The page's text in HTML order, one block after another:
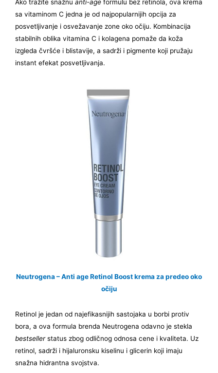
Ako tražite snažnuanti-age formulu bez retinola, ova krema
sa vitaminom C jedna je od najpopularnijih opcija za
posvetljivanje i osvežavanje zone oko očiju. Kombinacija
stabilnih oblika vitamina C i kolagena pomaže da koža
izgleda čvršće i blistavije, a sadrži i pigmente koji pružaju
instant efekat posvetljivanja.
Neutrogena – Anti age Retinol Boost krema za predeo oko
očiju
Retinol je jedan od najefikasnijih sastojaka u borbi protiv
bora, a ova formula brenda Neutrogena odavno je stekla
bestsellerstatus zbog odličnog odnosa cene i kvaliteta. Uz
retinol, sadrži i hijaluronsku kiselinu i glicerin koji imaju
snažna hidrantna svojstva.